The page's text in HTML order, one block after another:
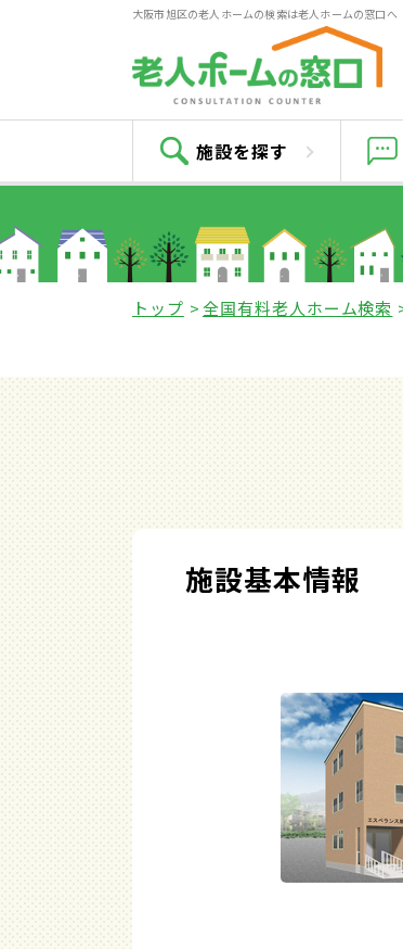
大阪市旭区の老人ホームの検索は老人ホームの窓口へ
施設を探す
トップ 全国有料老人ホーム検索
施設基本情報